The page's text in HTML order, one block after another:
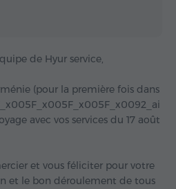
de Hyur service,
(pour la première fois dans
avec vos services du 17 août
et vous féliciter pour votre
et le bon déroulement de tous